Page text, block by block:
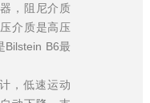
，阻尼介质
介质是高压
Bilstein B6最
，低速运动